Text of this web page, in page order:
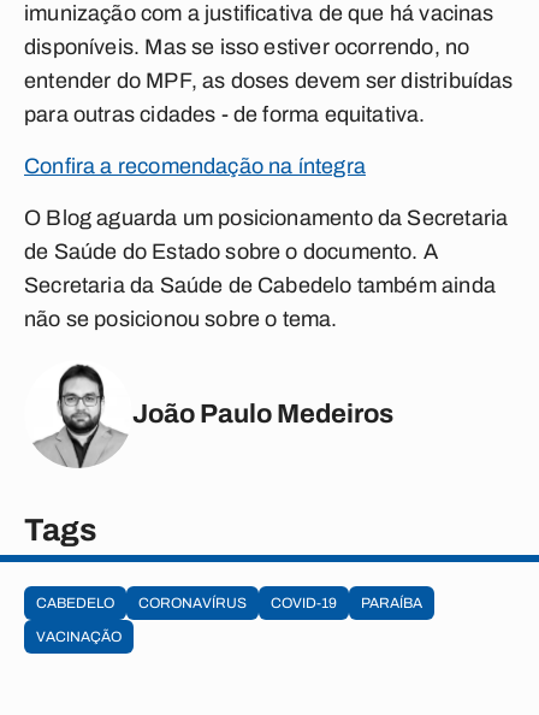
imunização com a justificativa de que há vacinas
disponíveis. Mas se isso estiver ocorrendo, no
entender do MPF, as doses devem ser distribuídas
para outras cidades - de forma equitativa.
Confira a recomendação na íntegra
O Blog aguarda um posicionamento da Secretaria
de Saúde do Estado sobre o documento. A
Secretaria da Saúde de Cabedelo também ainda
não se posicionou sobre o tema.
João Paulo Medeiros
Tags
CABEDELO CORONAVÍRUS COVID-19
PARAÍBA
VACINAÇÃO